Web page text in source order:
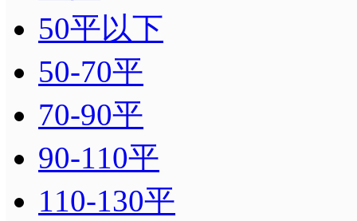
50平以下
50-70平
70-90平
90-110平
110-130平